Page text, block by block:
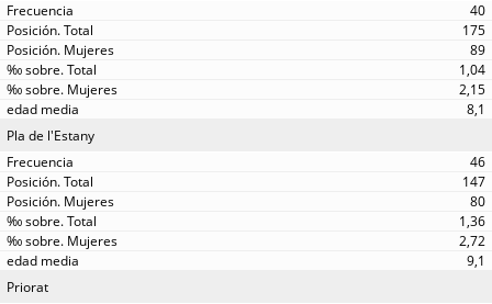
40
175
89
1,04
2,15
8,1
Pla de l'Estany
46
147
80
1,36
2,72
9,1
Priorat